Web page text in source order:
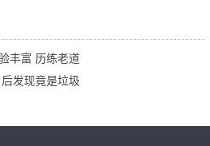
丰富 历练老道
发现竟是垃圾